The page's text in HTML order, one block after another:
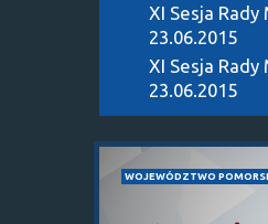
XI Sesja Rady
23.06.2015
XI Sesja Rady
23.06.2015
WOJEWÓDZTWO